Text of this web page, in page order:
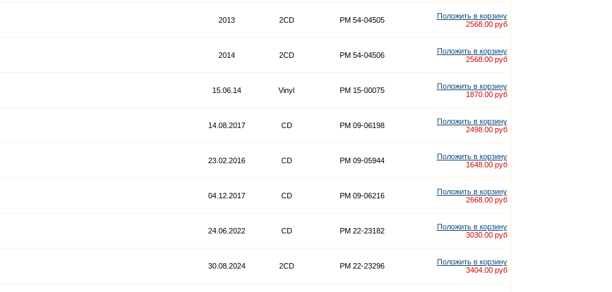
2013 2CD PM 54-04505
Положить в корзину
2568.00 руб
2014 2CD PM 54-04506
Положить в корзину
2568.00 руб
15.06.14 Vinyl PM 15-00075
Положить в корзину
1870.00 руб
14.08.2017 CD PM 09-06198
Положить в корзину
2498.00 руб
23.02.2016 CD PM 09-05944
Положить в корзину
1648.00 руб
04.12.2017 CD PM 09-06216
Положить в корзину
2668.00 руб
24.06.2022 CD PM 22-23182
Положить в корзину
3030.00 руб
30.08.2024 2CD PM 22-23296
Положить в корзину
3404.00 руб